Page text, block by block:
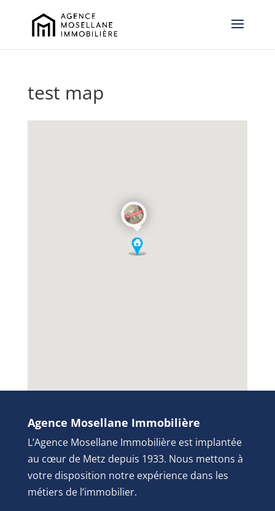
test map
Agence Mosellane Immobilière
L’Agence Mosellane Immobilière est implantée
au cœur de Metz depuis 1933. Nous mettons à
votre disposition notre expérience dans les
métiers de l’immobilier.